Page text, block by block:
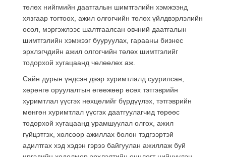
төлөх нийгмийн даатгалын шимтгэлийн хэмжээнд
хязгаар тогтоох, ажил олгогчийн төлөх үйлдвэрлэлийн
осол, мэргэжлээс шалтгаалсан өвчний даатгалын
шимтгэлийн хэмжээг бууруулах, гарааны бизнес
эрхлэгчдийн ажил олгогчийн төлөх шимтгэлийг
тодорхой хугацаанд чөлөөлөх аж.
Сайн дурын үндсэн дээр хуримтлалд суурилсан,
хөрөнгө оруулалтын өгөөжөөр өсөх тэтгэврийн
хуримтлал үүсгэх нөхцөлийг бүрдүүлэх, тэтгэврийн
мөнгөн хуримтлал үүсгэх даатгуулагчид төрөөс
тодорхой хугацаанд урамшуулал олгох, ажил
гүйцэтгэх, хөлсөөр ажиллах болон тэдгээртэй
адилтгах хэд хэдэн гэрээ байгуулан ажиллаж буй